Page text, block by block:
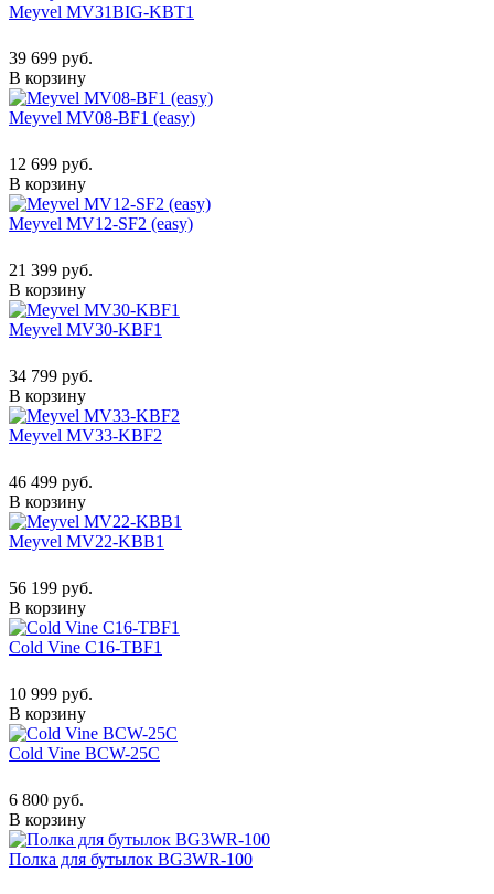
Meyvel MV31BIG-KBT1
39 699 руб.
В корзину
Meyvel MV08-BF1 (easy)
12 699 руб.
В корзину
Meyvel MV12-SF2 (easy)
21 399 руб.
В корзину
Meyvel MV30-KBF1
34 799 руб.
В корзину
Meyvel MV33-KBF2
46 499 руб.
В корзину
Meyvel MV22-KBB1
56 199 руб.
В корзину
Cold Vine C16-TBF1
10 999 руб.
В корзину
Cold Vine BCW-25C
6 800 руб.
В корзину
Полка для бутылок BG3WR-100